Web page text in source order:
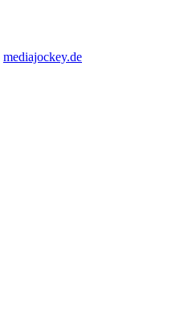
mediajockey.de